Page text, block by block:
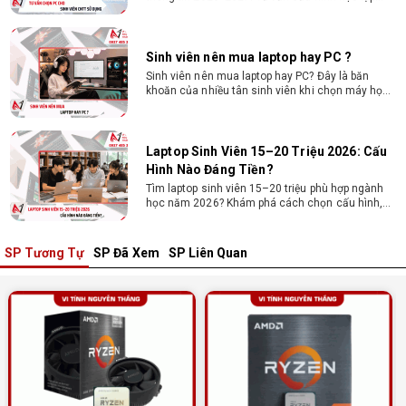
Sinh viên nên mua laptop hay PC ?
Sinh viên nên mua laptop hay PC? Đây là băn
khoăn của nhiều tân sinh viên khi chọn máy học
Laptop Sinh Viên 15–20 Triệu 2026: Cấu
Hình Nào Đáng Tiền?
Tìm laptop sinh viên 15–20 triệu phù hợp ngành
học năm 2026? Khám phá cách chọn cấu hình,
Tổng hợp 7 laptop sinh viên dưới 15 triệu
nên mua
Bạn tìm laptop cho sinh viên dưới 15 triệu mượt
mà, bền bỉ? Xem ngay gợi ý các thương hiệu
laptop bền, cấu hình mạnh cho sinh viên sử dụng
Dịch vụ build PC đồ họa tại Đồng Nai theo
yêu cầu, giá tốt, uy tín
Dịch vụ build PC đồ họa tại Đồng Nai theo yêu
SP Tương Tự SP Đã Xem SP Liên Quan